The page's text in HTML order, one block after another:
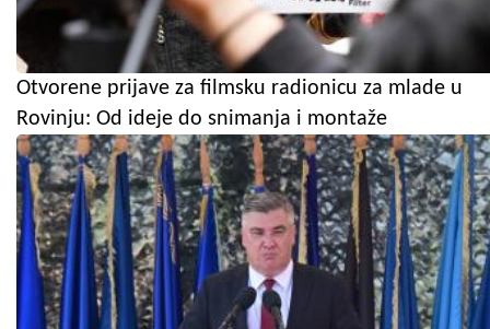
Otvorene prijave za filmsku radionicu za mlade u
Rovinju: Od ideje do snimanja i montaže